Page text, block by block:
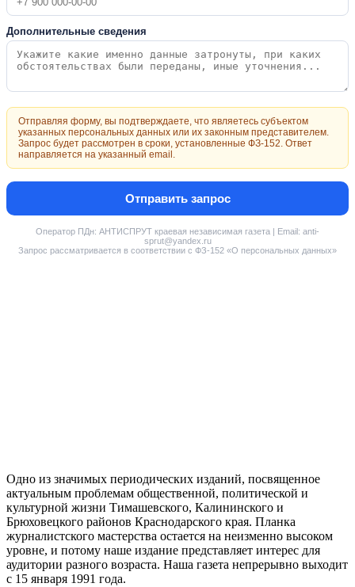
Дополнительные сведения
Отправляя форму, вы подтверждаете, что являетесь субъектом
указанных персональных данных или их законным представителем.
Запрос будет рассмотрен в сроки, установленные ФЗ-152. Ответ
направляется на указанный email.
Отправить запрос
Оператор ПДн: АНТИСПРУТ краевая независимая газета | Email: anti-
sprut@yandex.ru
Запрос рассматривается в соответствии с ФЗ-152 «О персональных данных»
Одно из значимых периодических изданий, посвященное
актуальным проблемам общественной, политической и
культурной жизни Тимашевского, Калининского и
Брюховецкого районов Краснодарского края. Планка
журналистского мастерства остается на неизменно высоком
уровне, и потому наше издание представляет интерес для
аудитории разного возраста. Наша газета непрерывно выходит
с 15 января 1991 года.